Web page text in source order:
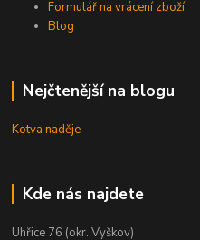
Formulář na vrácení zboží
Blog
Nejčtenější na blogu
Kotva naděje
Kde nás najdete
Uhřice 76 (okr. Vyškov)